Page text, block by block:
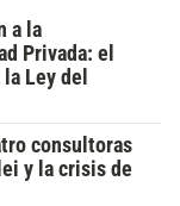
a la
Privada: el
Ley del
consultoras
y la crisis de